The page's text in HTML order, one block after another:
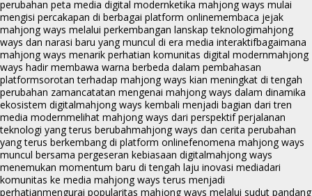
perubahan peta media digital modernketika mahjong ways mulai
mengisi percakapan di berbagai platform onlinemembaca jejak
mahjong ways melalui perkembangan lanskap teknologimahjong
ways dan narasi baru yang muncul di era media interaktifbagaimana
mahjong ways menarik perhatian komunitas digital modernmahjong
ways hadir membawa warna berbeda dalam pembahasan
platformsorotan terhadap mahjong ways kian meningkat di tengah
perubahan zamancatatan mengenai mahjong ways dalam dinamika
ekosistem digitalmahjong ways kembali menjadi bagian dari tren
media modernmelihat mahjong ways dari perspektif perjalanan
teknologi yang terus berubahmahjong ways dan cerita perubahan
yang terus berkembang di platform onlinefenomena mahjong ways
muncul bersama pergeseran kebiasaan digitalmahjong ways
menemukan momentum baru di tengah laju inovasi mediadari
komunitas ke media mahjong ways terus menjadi
perhatianmengurai popularitas mahjong ways melalui sudut pandang